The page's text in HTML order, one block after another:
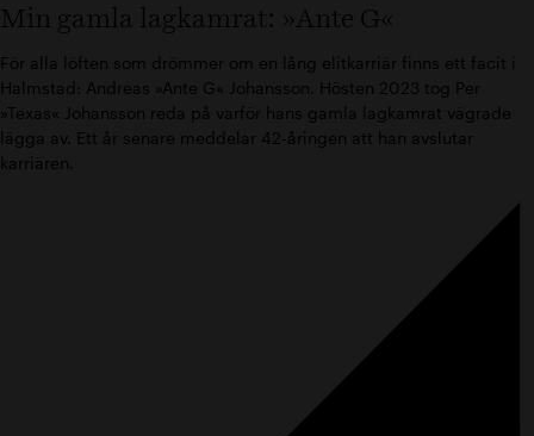
Min gamla lagkamrat: »Ante G«
För alla löften som drömmer om en lång elitkarriär finns ett facit i
Halmstad: Andreas »Ante G« Johansson. Hösten 2023 tog Per
»Texas« Johansson reda på varför hans gamla lagkamrat vägrade
lägga av. Ett år senare meddelar 42-åringen att han avslutar
karriären.